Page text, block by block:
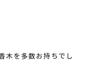
木を多数お持ちでし